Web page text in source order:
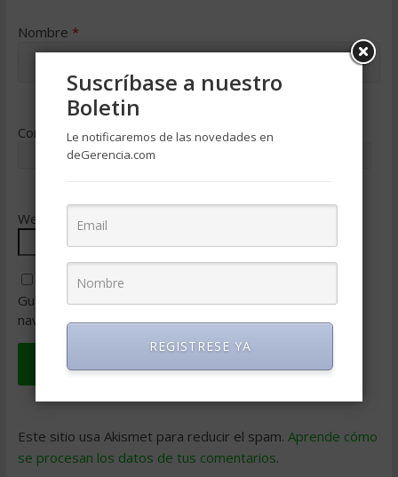
Nombre *
Correo electrónico*
Web
Guarda mi nombre, correo electrónico y web en este
navegador para la próxima vez que comente.
Este sitio usa Akismet para reducir el spam. Aprende cómo
se procesan los datos de tus comentarios.
Suscríbase a nuestro
Boletin
Le notificaremos de las novedades en
deGerencia.com
REGISTRESE YA